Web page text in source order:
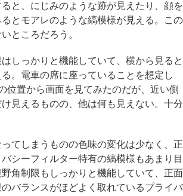
と、にじみのような跡が見えたり、顔を
とモアレのような縞模様が見える。この
ところだろう。
しっかりと機能していて、横から見ると
。電車の席に座っていることを想定し
位置から画面を見てみたのだが、近い側
見えるものの、他は何も見えない。十分
てしまうものの色味の変化は少なく、正
シーフィルター特有の縞模様もあまり目
角制限もしっかりと機能していて、正面
バランスがほどよく取れているプライバ